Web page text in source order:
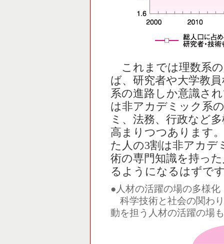
これまでは理数系
ば、研究者や大学教
系の進路しか意識さ
は非アカデミック系
ミ、法務、行政など
高まりつつあります
た人の3割は非アカデ
術の専門知識を持っ
るようになるはずで
●人材の活躍の場の多様化
科学技術と社会の関わ
動を担う人材の活躍の場